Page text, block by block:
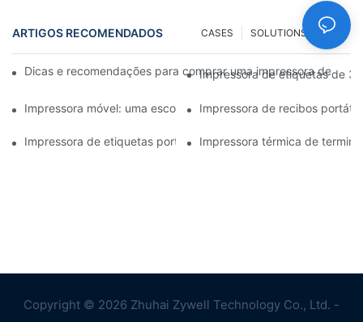
ARTIGOS RECOMENDADOS FAQ
SOLUTIONS
CASES
Dicas e recomendações para comprar uma impressora de
Impressora de etiquetas de 3
Impressora móvel: uma escolha conveniente para imprimir a
Impressora de recibos
Impressora de etiquetas portátil: crie etiquetas personalizadas
Impressora térmica de
Copyright © 2026 Zhuhai Zywell Technology Co., Ltd. -